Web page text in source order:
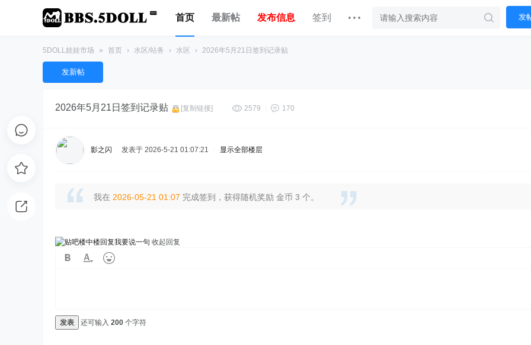
首页 最新帖 发布信息 签到 发
5DOLL娃娃市场 » 首页 › 水区/站务 › 水区 › 2026年5月21日签到记录贴
发新帖
2026年5月21日签到记录贴 [复制链接] 2579 170
影之闪 发表于 2026-5-21 01:07:21 显示全部楼层
我在 2026-05-21 01:07 完成签到，获得随机奖励 金币 3 个。
我要说一句 收起回复
发表 还可输入 200 个字符